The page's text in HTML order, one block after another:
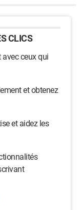
CLICS
ceux qui
et obtenez
et aidez les